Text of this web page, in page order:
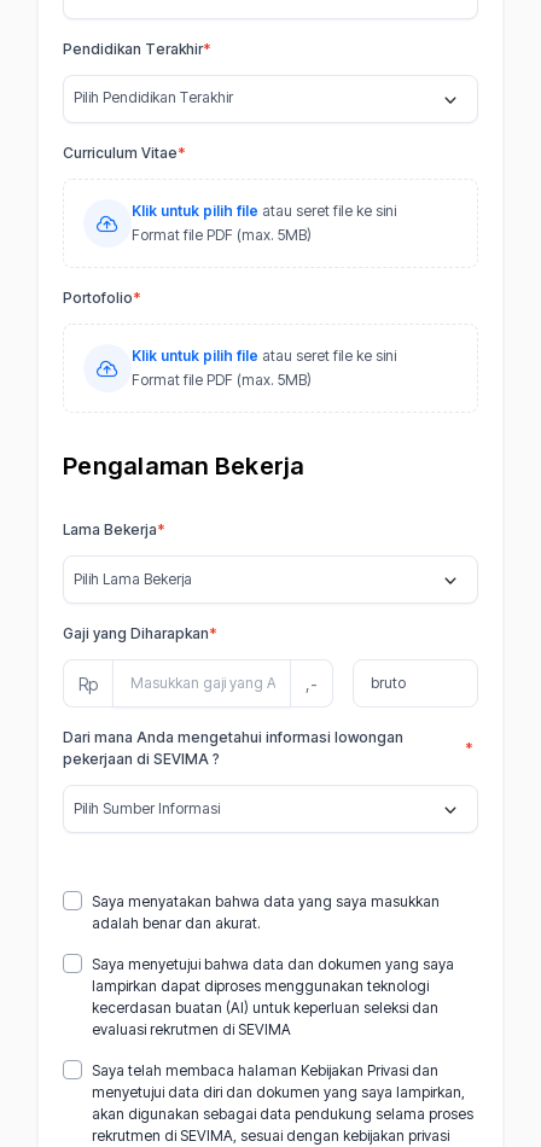
Pendidikan Terakhir*
Pilih Pendidikan Terakhir
Curriculum Vitae*
Klik untuk pilih file atau seret file ke sini
Format file PDF (max. 5MB)
Portofolio*
Klik untuk pilih file atau seret file ke sini
Format file PDF (max. 5MB)
Pengalaman Bekerja
Lama Bekerja*
Pilih Lama Bekerja
Gaji yang Diharapkan*
Rp ,-
Dari mana Anda mengetahui informasi lowongan
pekerjaan di SEVIMA ?
*
Pilih Sumber Informasi
Saya menyatakan bahwa data yang saya masukkan
adalah benar dan akurat.
Saya menyetujui bahwa data dan dokumen yang saya
lampirkan dapat diproses menggunakan teknologi
kecerdasan buatan (AI) untuk keperluan seleksi dan
evaluasi rekrutmen di SEVIMA
Saya telah membaca halaman Kebijakan Privasi dan
menyetujui data diri dan dokumen yang saya lampirkan,
akan digunakan sebagai data pendukung selama proses
rekrutmen di SEVIMA, sesuai dengan kebijakan privasi